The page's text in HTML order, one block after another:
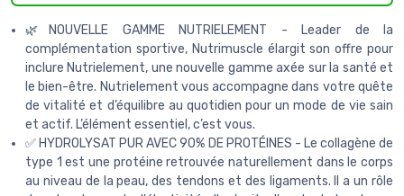
🌿NOUVELLE GAMME NUTRIELEMENT - Leader de la
complémentation sportive, Nutrimuscle élargit son offre pour
inclure Nutrielement, une nouvelle gamme axée sur la santé et
le bien-être. Nutrielement vous accompagne dans votre quête
de vitalité et d’équilibre au quotidien pour un mode de vie sain
et actif. L’élément essentiel, c’est vous.
✅ HYDROLYSAT PUR AVEC 90% DE PROTÉINES - Le collagène de
type 1 est une protéine retrouvée naturellement dans le corps
au niveau de la peau, des tendons et des ligaments. Il a un rôle